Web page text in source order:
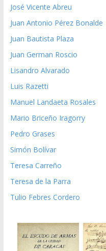
José Vicente Abreu
Juan Antonio Pérez Bonalde
Juan Bautista Plaza
Juan German Roscio
Lisandro Alvarado
Luis Razetti
Manuel Landaeta Rosales
Mario Briceño Iragorry
Pedro Grases
Simón Bolívar
Teresa Carreño
Teresa de la Parra
Tulio Febres Cordero